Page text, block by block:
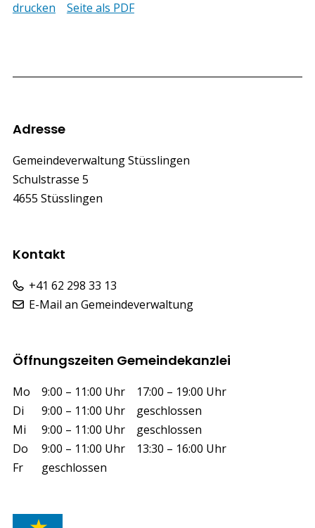
drucken Seite als PDF
Footer
Adresse
Gemeindeverwaltung Stüsslingen
Schulstrasse 5
4655 Stüsslingen
Kontakt
+41 62 298 33 13
E-Mail an Gemeindeverwaltung
Öffnungszeiten Gemeindekanzlei
Wochentag Vormittag Nachmittag
Mo 9:00 – 11:00 Uhr
17:00 – 19:00 Uhr
Di
9:00 – 11:00 Uhr
geschlossen
Mi
9:00 – 11:00 Uhr
geschlossen
Do
9:00 – 11:00 Uhr
13:30 – 16:00 Uhr
Fr
geschlossen